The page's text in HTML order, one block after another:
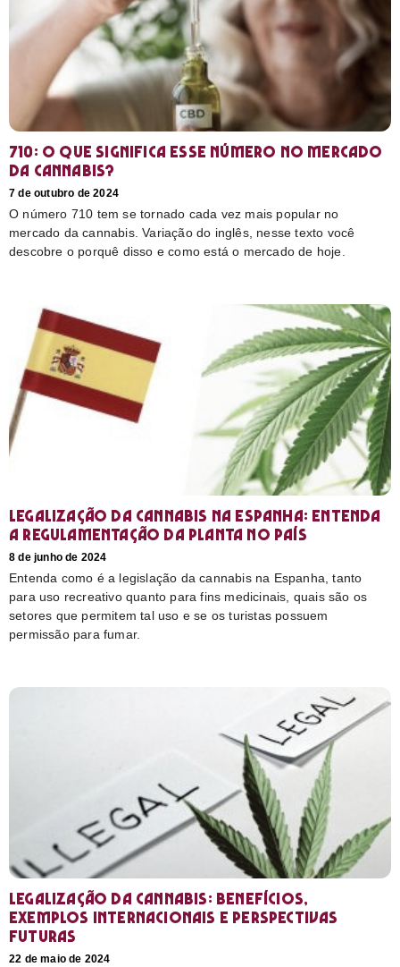
710: O que significa esse número no mercado
da cannabis?
7 de outubro de 2024
O número 710 tem se tornado cada vez mais popular no
mercado da cannabis. Variação do inglês, nesse texto você
descobre o porquê disso e como está o mercado de hoje.
Legalização da cannabis na Espanha: entenda
a regulamentação da planta no país
8 de junho de 2024
Entenda como é a legislação da cannabis na Espanha, tanto
para uso recreativo quanto para fins medicinais, quais são os
setores que permitem tal uso e se os turistas possuem
permissão para fumar.
Legalização da cannabis: Benefícios,
exemplos internacionais e perspectivas
futuras
22 de maio de 2024